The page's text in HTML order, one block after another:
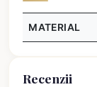
MATERIAL
Recenzii